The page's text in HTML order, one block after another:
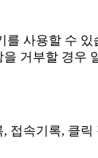
를 사용할 수 있
거부할 경우
속기록, 클